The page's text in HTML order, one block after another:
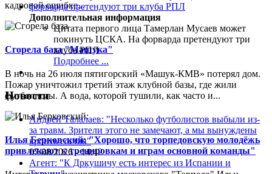
кадровой ошибке...
Сгорела база "Машука"
В ночь на 26 июля пятигорский «Машук-КМВ» потерял дом.
Пожар уничтожил третий этаж клубной базы, где жили
футболисты. А вода, которой тушили, как часто и...
Илья Берковский: "Хорошо, что торпедовскую молодёжь
привлекают к тренировкам и играм основной команды"
Дополнительная информация
Цитата первого лица Тамерлан Мусаев может
покинуть ЦСКА. На форварда претендуют три
клуба РПЛ
Подробнее ...
Новости
Андрей Талалаев: "Несколько футболистов выбыли из-
за травм. Зрители этого не замечают, а мы вынуждены
кроить состав"
07/08/2026 - 14:42
Агент: "К Дркушичу есть интерес из Испании и